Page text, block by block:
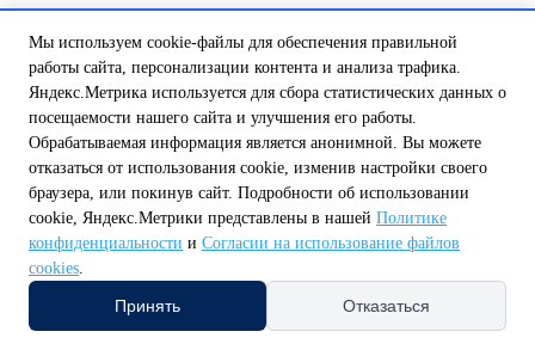
Нижегородская обл. Орловская обл. Смоленская обл. Тульская
обл.
Амурская обл.
Архангельская обл.
Астраханская обл.
Белгородская обл. Брянская обл.
Владимирская обл. Волгоградская обл. Вологодская обл.
Воронежская обл.
Еврейская автономная обл.
Ивановская обл. Иркутская обл.
Мы используем cookie-файлы для обеспечения правильной
работы сайта, персонализации контента и анализа трафика.
Яндекс.Метрика используется для сбора статистических данных о
посещаемости нашего сайта и улучшения его работы.
Обрабатываемая информация является анонимной. Вы можете
отказаться от использования cookie, изменив настройки своего
браузера, или покинув сайт. Подробности об использовании
cookie, Яндекс.Метрики представлены в нашей Политике
конфиденциальности и Согласии на использование файлов
cookies.
Принять Отказаться